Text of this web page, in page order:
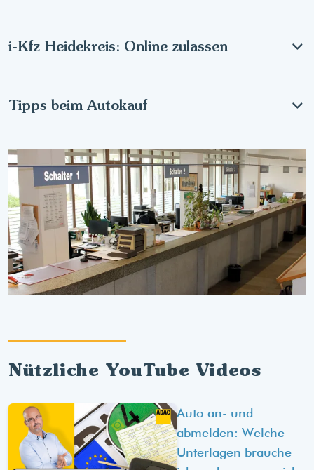
i-Kfz Heidekreis: Online zulassen
Tipps beim Autokauf
Nützliche YouTube Videos
Auto an- und
abmelden: Welche
Unterlagen brauche